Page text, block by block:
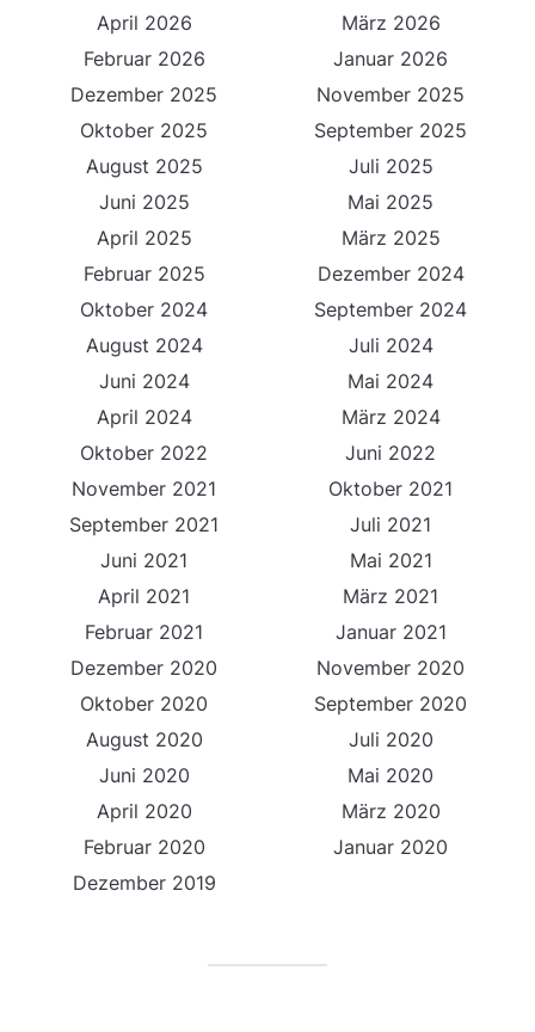
April 2026
März 2026
Februar 2026
Januar 2026
Dezember 2025
November 2025
Oktober 2025
September 2025
August 2025
Juli 2025
Juni 2025
Mai 2025
April 2025
März 2025
Februar 2025
Dezember 2024
Oktober 2024
September 2024
August 2024
Juli 2024
Juni 2024
Mai 2024
April 2024
März 2024
Oktober 2022
Juni 2022
November 2021
Oktober 2021
September 2021
Juli 2021
Juni 2021
Mai 2021
April 2021
März 2021
Februar 2021
Januar 2021
Dezember 2020
November 2020
Oktober 2020
September 2020
August 2020
Juli 2020
Juni 2020
Mai 2020
April 2020
März 2020
Februar 2020
Januar 2020
Dezember 2019